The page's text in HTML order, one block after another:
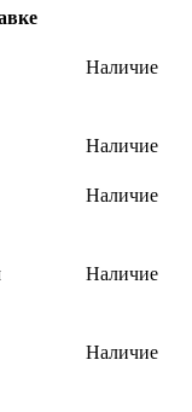
Наличие
Наличие
Наличие
Наличие
Наличие